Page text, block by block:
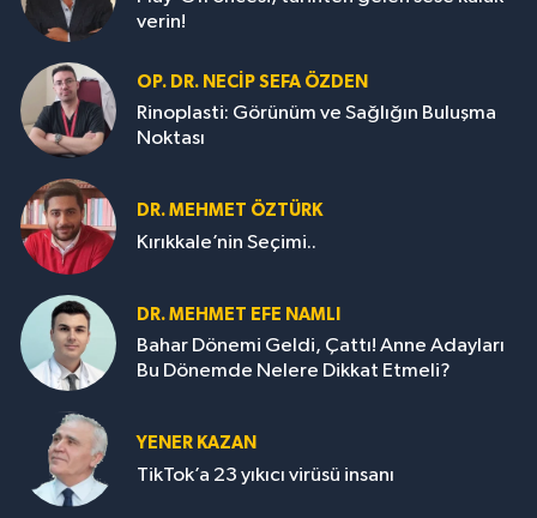
verin!
OP. DR. NECIP SEFA ÖZDEN
Rinoplasti: Görünüm ve Sağlığın Buluşma
Noktası
DR. MEHMET ÖZTÜRK
Kırıkkale’nin Seçimi..
DR. MEHMET EFE NAMLI
Bahar Dönemi Geldi, Çattı! Anne Adayları
Bu Dönemde Nelere Dikkat Etmeli?
YENER KAZAN
TikTok’a 23 yıkıcı virüsü insanı